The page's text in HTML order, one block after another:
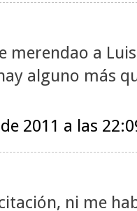
merendao a
alguno más
2011 a las
ni me